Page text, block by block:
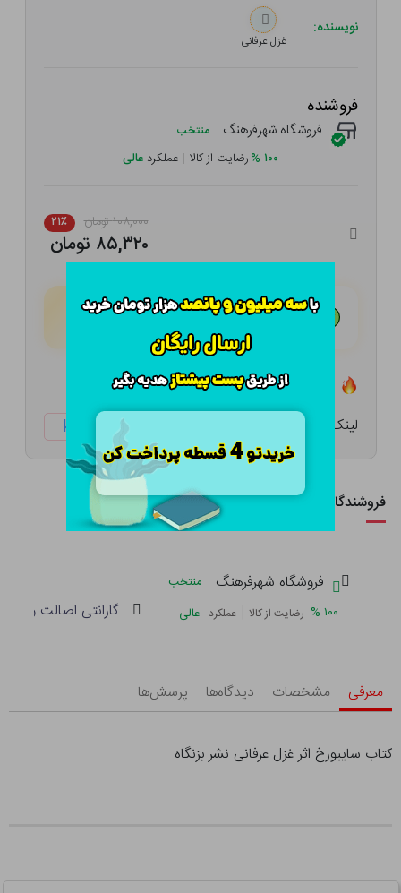
نویسنده:
غزل عرفانی
فروشنده
فروشگاه شهرفرهنگ منتخب
۱۰۰ %رضایت از کالا | عملکرد عالی
۱۰۸,۰۰۰ تومان ۲۱٪
۸۵,۳۲۰ تومان
هـر قسط با تــرب‌پــی:۲۱,۳۳۰ تومان
لینک کوتاه: ketabtala.com/sbp-47935
فروشندگان این کالا
فروشگاه شهرفرهنگ
منتخب
۱۰۰ % رضایت از کالا | عملکرد عالی گارانتی اصالت و
معرفی مشخصات دیدگاه‌ها پرسش‌ها
کتاب سایبورخ اثر غزل عرفانی نشر بزنگاه